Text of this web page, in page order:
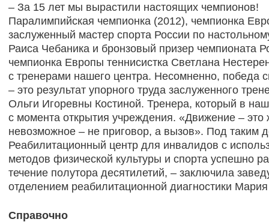
– За 15 лет мы вырастили настоящих чемпионов!
Паралимпийская чемпионка (2012), чемпионка
заслуженный мастер спорта России по
Раиса Чебаника и бронзовый призер чемпионата
чемпионка Европы теннисистка Светлана
с тренерами нашего центра. Несомненно, победа
– это результат упорного труда заслуженного
Ольги Игоревны Костиной. Тренера, который в
с момента открытия учреждения. «Движение – это
невозможное – не приговор, а вызов». Под таким
Реабилитационный центр для инвалидов с
методов физической культуры и спорта успешно
течение полутора десятилетий, – заключила
отделением реабилитационной диагностики
Справочно